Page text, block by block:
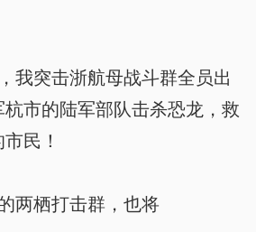
我突击浙航母战斗群全员出
市的陆军部队击杀恐龙，救
民！
两栖打击群，也将